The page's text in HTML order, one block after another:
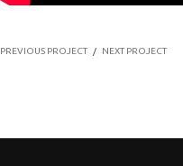
PREVIOUS PROJECT / NEXT PROJECT